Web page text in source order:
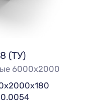
(ТУ)
6000х2000
0.0054